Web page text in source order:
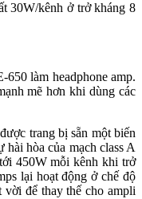
30W/kênh ở trở kháng 8
làm headphone amp.
mẽ hơn khi dùng các
trang bị sẵn một biến
hòa của mạch class A
450W mỗi kênh khi trở
lại hoạt động ở chế độ
vời để thay thế cho ampli